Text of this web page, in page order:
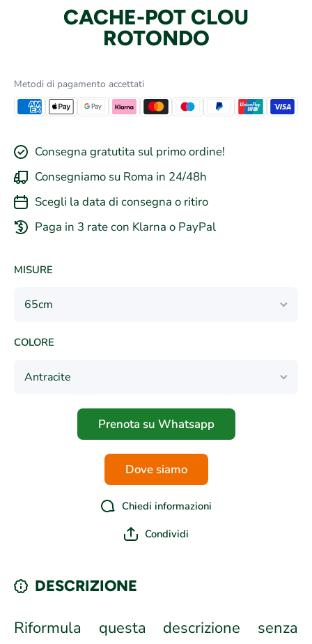
CACHE-POT CLOU
ROTONDO
Metodi di pagamento accettati
Consegna gratutita sul primo ordine!
Consegniamo su Roma in 24/48h
Scegli la data di consegna o ritiro
Paga in 3 rate con Klarna o PayPal
MISURE
COLORE
Prenota su Whatsapp
Dove siamo
Chiedi informazioni
Condividi
DESCRIZIONE
Riformula questa descrizione senza